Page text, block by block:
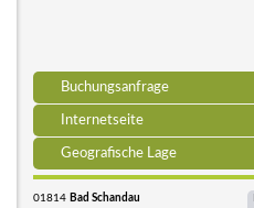
Buchungsanfrage
Internetseite
Geografische Lage
01814 Bad Schandau